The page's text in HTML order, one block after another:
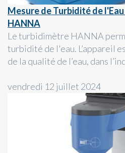
Mesure de Turbidité de
HANNA
Le turbidimètre HANNA
turbidité de l'eau. L’appareil
de la qualité de l’eau, dans
vendredi 12 juillet 2024